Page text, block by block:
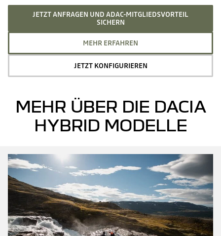
JETZT ANFRAGEN UND ADAC-MITGLIEDSVORTEIL
SICHERN
MEHR ERFAHREN
JETZT KONFIGURIEREN
MEHR ÜBER DIE DACIA
HYBRID MODELLE